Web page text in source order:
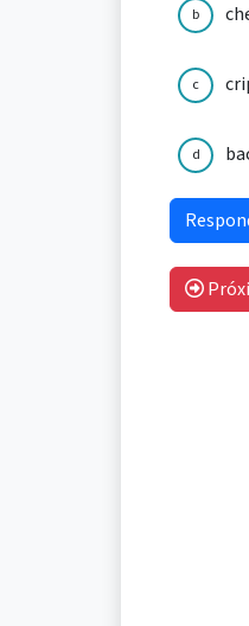
b
c
d